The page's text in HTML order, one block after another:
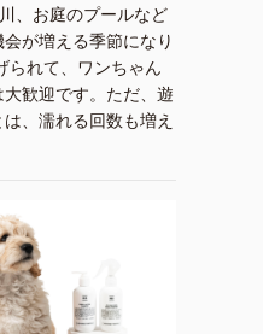
、お庭のプールなど
が増える季節になり
られて、ワンちゃん
歓迎です。ただ、遊
、濡れる回数も増え